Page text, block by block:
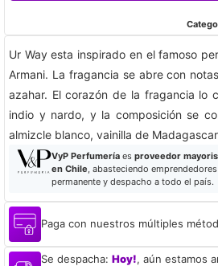
Ur Way esta inspirado en el famoso
Armani. La fragancia se abre con
azahar. El corazón de la fragancia lo
indio y nardo, y la composición se
almizcle blanco, vainilla de
VyP Perfumeríaes proveedor
en Chile , abasteciendo
permanente y despacho a todo el país.
Paga con nuestros múltiples
Se despacha: Hoy!, aún estamos